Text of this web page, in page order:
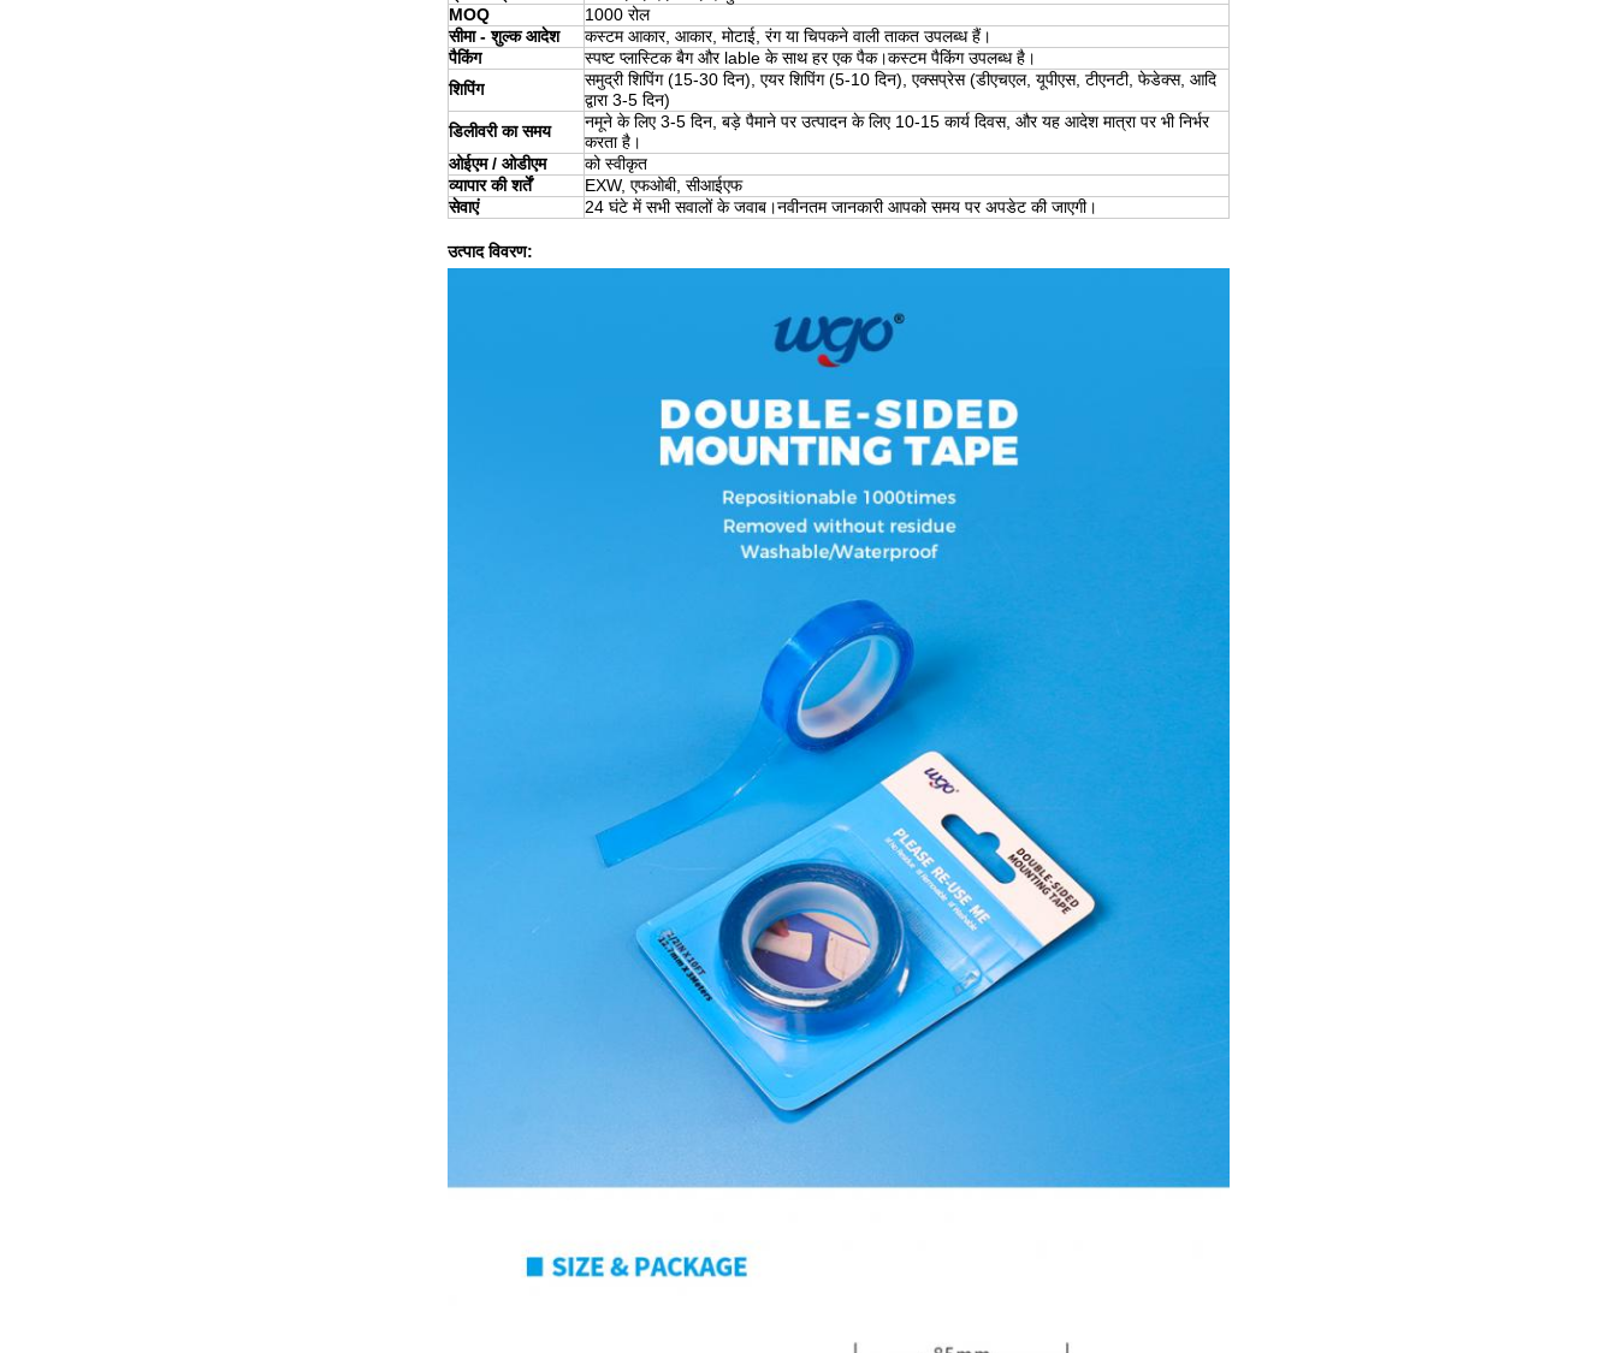
MOQ
1000 रोल
सीमा - शुल्क आदेश
कस्टम आकार, आकार, मोटाई, रंग या चिपकने वाली ताकत उपलब्ध हैं।
पैकिंग
स्पष्ट प्लास्टिक बैग और lable के साथ हर एक पैक।कस्टम पैकिंग उपलब्ध है।
शिपिंग
समुद्री शिपिंग (15-30 दिन), एयर शिपिंग (5-10 दिन), एक्सप्रेस (डीएचएल, यूपीएस, टीएनटी, फेडेक्स, आदि
द्वारा 3-5 दिन)
डिलीवरी का समय
नमूने के लिए 3-5 दिन, बड़े पैमाने पर उत्पादन के लिए 10-15 कार्य दिवस, और यह आदेश मात्रा पर भी निर्भर
करता है।
ओईएम / ओडीएम
को स्वीकृत
व्यापार की शर्तें
EXW, एफओबी, सीआईएफ
सेवाएं
24 घंटे में सभी सवालों के जवाब।नवीनतम जानकारी आपको समय पर अपडेट की जाएगी।
उत्पाद विवरण: